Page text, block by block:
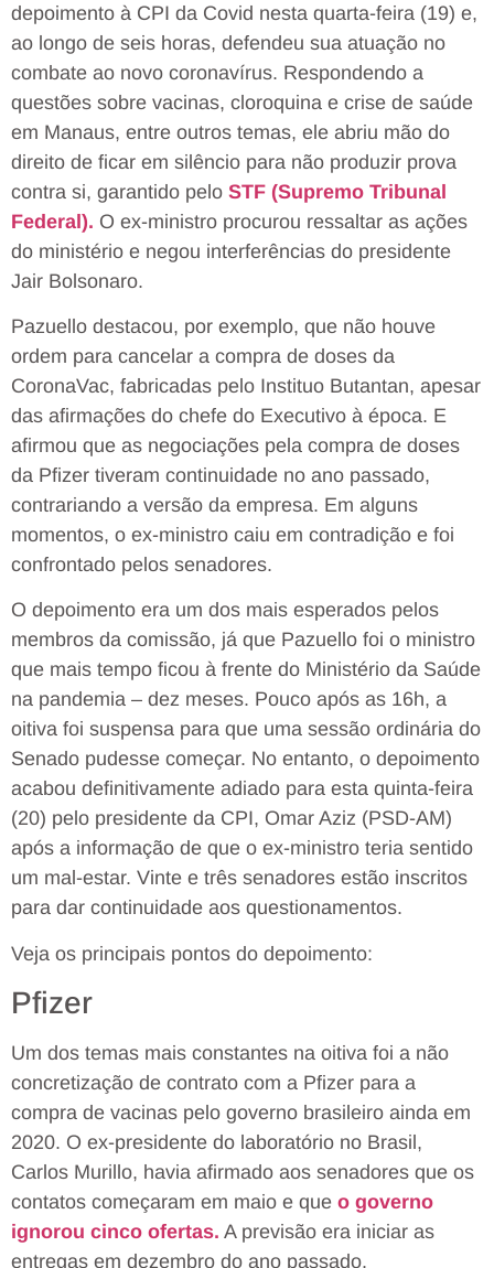
depoimento à CPI da Covid nesta quarta-feira (19) e,
ao longo de seis horas, defendeu sua atuação no
combate ao novo coronavírus. Respondendo a
questões sobre vacinas, cloroquina e crise de saúde
em Manaus, entre outros temas, ele abriu mão do
direito de ficar em silêncio para não produzir prova
contra si, garantido pelo STF (Supremo Tribunal
Federal). O ex-ministro procurou ressaltar as ações
do ministério e negou interferências do presidente
Jair Bolsonaro.
Pazuello destacou, por exemplo, que não houve
ordem para cancelar a compra de doses da
CoronaVac, fabricadas pelo Instituo Butantan, apesar
das afirmações do chefe do Executivo à época. E
afirmou que as negociações pela compra de doses
da Pfizer tiveram continuidade no ano passado,
contrariando a versão da empresa. Em alguns
momentos, o ex-ministro caiu em contradição e foi
confrontado pelos senadores.
O depoimento era um dos mais esperados pelos
membros da comissão, já que Pazuello foi o ministro
que mais tempo ficou à frente do Ministério da Saúde
na pandemia – dez meses. Pouco após as 16h, a
oitiva foi suspensa para que uma sessão ordinária do
Senado pudesse começar. No entanto, o depoimento
acabou definitivamente adiado para esta quinta-feira
(20) pelo presidente da CPI, Omar Aziz (PSD-AM)
após a informação de que o ex-ministro teria sentido
um mal-estar. Vinte e três senadores estão inscritos
para dar continuidade aos questionamentos.
Veja os principais pontos do depoimento:
Pfizer
Um dos temas mais constantes na oitiva foi a não
concretização de contrato com a Pfizer para a
compra de vacinas pelo governo brasileiro ainda em
2020. O ex-presidente do laboratório no Brasil,
Carlos Murillo, havia afirmado aos senadores que os
contatos começaram em maio e que o governo
ignorou cinco ofertas. A previsão era iniciar as
entregas em dezembro do ano passado.